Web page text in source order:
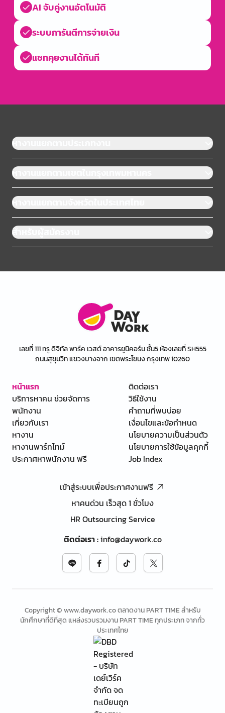
AI จับคู่งานอัตโนมัติ
ระบบการันตีการจ่ายเงิน
แชทคุยงานได้ทันที
หางานแยกตามประเภทงาน
หางานแยกตามเขตในกรุงเทพมหานคร
หางานแยกตามจังหวัดในประเทศไทย
สำหรับผู้สมัครงาน
เลขที่ 111 ทรู ดิจิทัล พาร์ค เวสต์ อาคารยูนิคอร์น ชั้น5 ห้องเลขที่ SH555
ถนนสุขุมวิท แขวงบางจาก เขตพระโขนง กรุงเทพ 10260
หน้าแรก
บริการหาคน ช่วยจัดการ
พนักงาน
เกี่ยวกับเรา
หางาน
หางานพาร์ทไทม์
ประกาศหาพนักงาน ฟรี
ติดต่อเรา
วิธีใช้งาน
คำถามที่พบบ่อย
เงื่อนไขและข้อกำหนด
นโยบายความเป็นส่วนตัว
นโยบายการใช้ข้อมูลคุกกี้
Job Index
เข้าสู่ระบบเพื่อประกาศงานฟรี
หาคนด่วน เร็วสุด 1 ชั่วโมง
HR Outsourcing Service
ติดต่อเรา:info@daywork.co
Copyright © www.daywork.co ตลาดงาน PART TIME สำหรับ
นักศึกษาที่ดีที่สุด แหล่งรวบรวมงาน PART TIME ทุกประเภท จากทั่ว
ประเทศไทย